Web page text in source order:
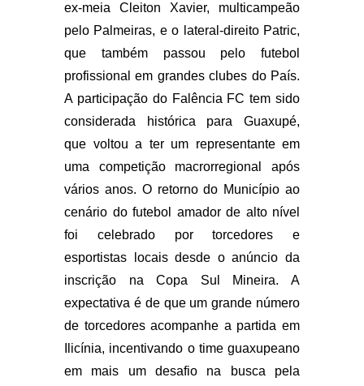
ex-meia Cleiton Xavier, multicampeão
pelo Palmeiras, e o lateral-direito Patric,
que também passou pelo futebol
profissional em grandes clubes do País.
A participação do Falência FC tem sido
considerada histórica para Guaxupé,
que voltou a ter um representante em
uma competição macrorregional após
vários anos. O retorno do Município ao
cenário do futebol amador de alto nível
foi celebrado por torcedores e
esportistas locais desde o anúncio da
inscrição na Copa Sul Mineira. A
expectativa é de que um grande número
de torcedores acompanhe a partida em
Ilicínia, incentivando o time guaxupeano
em mais um desafio na busca pela